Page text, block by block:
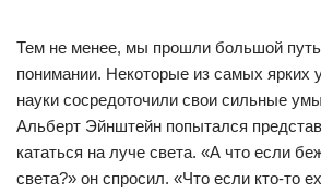
Тем не менее, мы прошли большой
понимании. Некоторые из самых ярких
науки сосредоточили свои сильные
Альберт Эйнштейн попытался
кататься на луче света. «А что если
света?» он спросил. «Что если кто-то